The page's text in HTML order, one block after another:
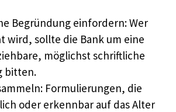
Begründung einfordern: Wer
wird, sollte die Bank um eine
möglichst schriftliche
bitten.
Formulierungen, die
oder erkennbar auf das Alter